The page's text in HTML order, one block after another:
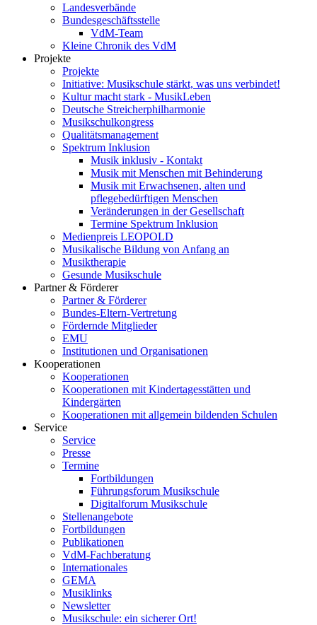
Landesverbände
Bundesgeschäftsstelle
VdM-Team
Kleine Chronik des VdM
Projekte
Projekte
Initiative: Musikschule stärkt, was uns verbindet!
Kultur macht stark - MusikLeben
Deutsche Streicherphilharmonie
Musikschulkongress
Qualitätsmanagement
Spektrum Inklusion
Musik inklusiv - Kontakt
Musik mit Menschen mit Behinderung
Musik mit Erwachsenen, alten und
pflegebedürftigen Menschen
Veränderungen in der Gesellschaft
Termine Spektrum Inklusion
Medienpreis LEOPOLD
Musikalische Bildung von Anfang an
Musiktherapie
Gesunde Musikschule
Partner & Förderer
Partner & Förderer
Bundes-Eltern-Vertretung
Fördernde Mitglieder
EMU
Institutionen und Organisationen
Kooperationen
Kooperationen
Kooperationen mit Kindertagesstätten und
Kindergärten
Kooperationen mit allgemein bildenden Schulen
Service
Service
Presse
Termine
Fortbildungen
Führungsforum Musikschule
Digitalforum Musikschule
Stellenangebote
Fortbildungen
Publikationen
VdM-Fachberatung
Internationales
GEMA
Musiklinks
Newsletter
Musikschule: ein sicherer Ort!